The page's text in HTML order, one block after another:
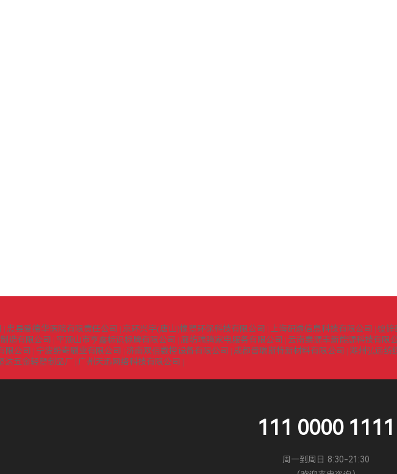
忠县爱德华医院有限责任公司 京环兴宇(唐山)橡塑环保科技有限公司 上海研透信息科技有限公司
镍锌
造有限公司 平顶山市亨鑫标识标牌有限公司 廊坊瑞腾家电服务有限公司
云南泰源丰新能源科技有限
限公司 宁波纷奇刷业有限公司 济南双佰数控设备有限公司 成都普瑞斯特新材料有限公司
湖州弘远纺
达五金轻塑制品厂 广州天迅网络科技有限公司
111 0000 1111
周一到周日 8:30-21:30